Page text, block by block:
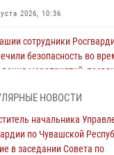
2026, 10:36
сотрудники
безопасность во
мероприятий,
сотрудники
Росгвардии задержали
НОВОСТИ
начальника
по Чувашской
в заседании Совета по